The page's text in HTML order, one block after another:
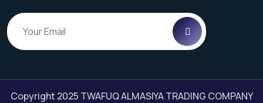
Copyright 2025 TWAFUQ ALMASIYA TRADING COMPANY